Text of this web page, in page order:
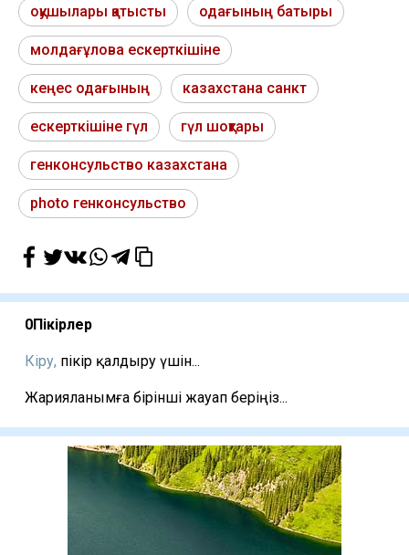
оқушылары қатысты одағының батыры
молдағұлова ескерткішіне
кеңес одағының казахстана санкт
ескерткішіне гүл гүл шоқтары
генконсульство казахстана
photo генконсульство
0Пікірлер
Кіру, пікір қалдыру үшін...
Жарияланымға бірінші жауап беріңіз...